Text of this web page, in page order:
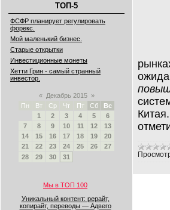
ТОП-5
ФСФР планирует регулировать
форекс.
Мой маленький бизнес.
Старые открытки
Инвестиционные монеты
Хетти Грин - самый странный
инвестор.
« Декабрь 2015 »
Пн
Вт Ср Чт Пт Сб
Вс
1
2 3 4 5
6
7
8 9 10 11 12
13
14
15 16 17 18 19
20
21
22 23 24 25 26
27
28
29 30 31
Мы в ТОП 100
Уникальный контент: рерайт,
копирайт, переводы — Адвего